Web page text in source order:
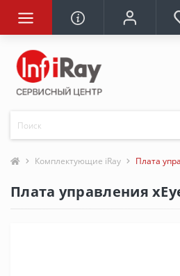
Комплектующие iRay Плата
Плата управления